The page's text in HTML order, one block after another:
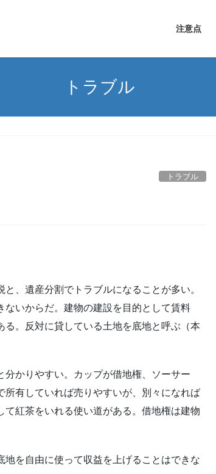
注意点
トラブル
トラブル
、遺産分割でトラブルになることが多い。
いからだ。建物の建設を目的として賃料
る。反対に貸している土地を底地と呼ぶ（本
かりやすい。カップが借地権、ソーサー
所有していれば売りやすいが、別々になれば
紅茶をいれる使い道がある。借地権は建物
を自由に使って収益を上げることはできな